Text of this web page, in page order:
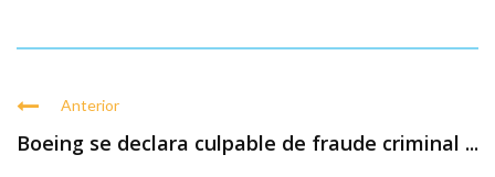
Anterior
Boeing se declara culpable de fraude criminal ...